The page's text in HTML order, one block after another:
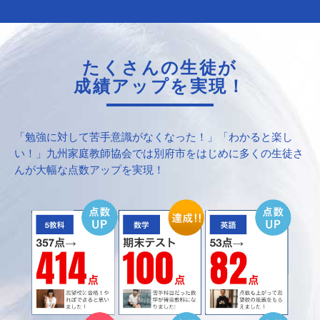
たくさんの生徒が
成績アップを実現！
「勉強に対して苦手意識がなくなった！」「わかると楽し
い！」九州家庭教師協会では別府市をはじめに多くの生徒さ
んが大幅な点数アップを実現！